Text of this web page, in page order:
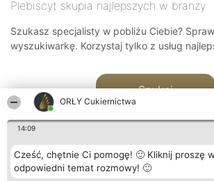
ORŁY Cukiernictwa
14:09
Cześć, chętnie Ci pomogę! 🙂 Kliknij proszę
odpowiedni temat rozmowy! 🙂
Plebiscyt skupia najlepszych w branży
Szukasz specjalisty w pobliżu Ciebie?
wyszukiwarkę. Korzystaj tylko z usług
Szukaj